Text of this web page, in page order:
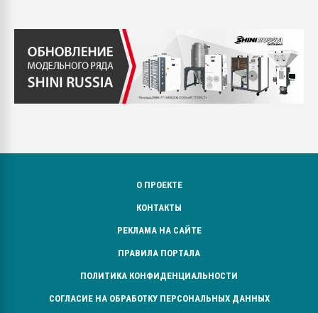
О ПРОЕКТЕ
КОНТАКТЫ
РЕКЛАМА НА САЙТЕ
ПРАВИЛА ПОРТАЛА
ПОЛИТИКА КОНФИДЕНЦИАЛЬНОСТИ
СОГЛАСИЕ НА ОБРАБОТКУ ПЕРСОНАЛЬНЫХ ДАННЫХ